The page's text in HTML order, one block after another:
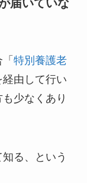
届いていな
特別養護老
経由して行い
少なくあり
る、という